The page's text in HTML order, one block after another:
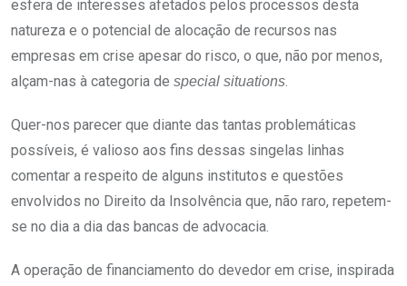
esfera de interesses afetados pelos processos desta
natureza e o potencial de alocação de recursos nas
empresas em crise apesar do risco, o que, não por menos,
alçam-nas à categoria de special situations.
Quer-nos parecer que diante das tantas problemáticas
possíveis, é valioso aos fins dessas singelas linhas
comentar a respeito de alguns institutos e questões
envolvidos no Direito da Insolvência que, não raro, repetem-
se no dia a dia das bancas de advocacia.
A operação de financiamento do devedor em crise, inspirada